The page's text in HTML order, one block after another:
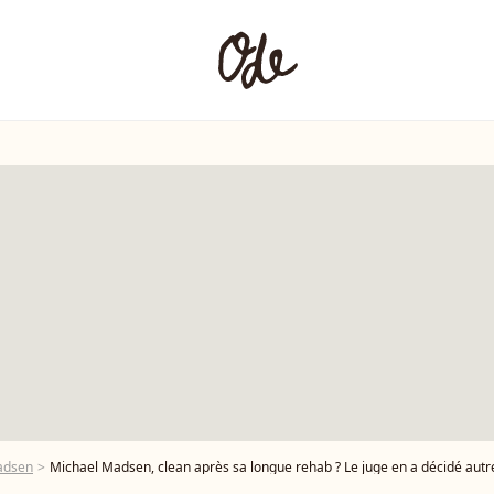
Michael Madsen, clean après sa longue rehab ? Le juge en a décidé